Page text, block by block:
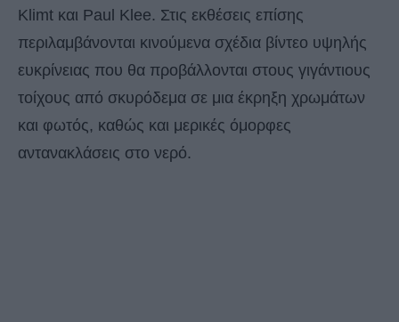
Klimt και Paul Klee. Στις εκθέσεις επίσης
περιλαμβάνονται κινούμενα σχέδια βίντεο υψηλής
ευκρίνειας που θα προβάλλονται στους γιγάντιους
τοίχους από σκυρόδεμα σε μια έκρηξη χρωμάτων
και φωτός, καθώς και μερικές όμορφες
αντανακλάσεις στο νερό.